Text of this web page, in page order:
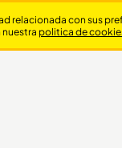
relacionada con sus
politica de